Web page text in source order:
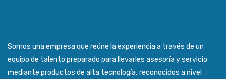
Somos una empresa que reúne la experiencia a través de un
equipo de talento preparado para llevarles asesoría y servicio
mediante productos de alta tecnología, reconocidos a nivel